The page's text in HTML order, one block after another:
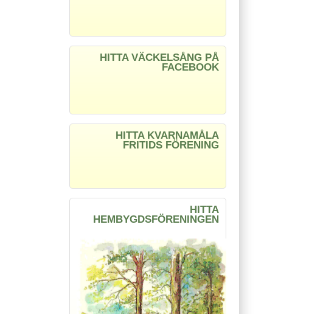
HITTA VÄCKELSÅNG PÅ
FACEBOOK
HITTA KVARNAMÅLA
FRITIDS FÖRENING
HITTA
HEMBYGDSFÖRENINGEN